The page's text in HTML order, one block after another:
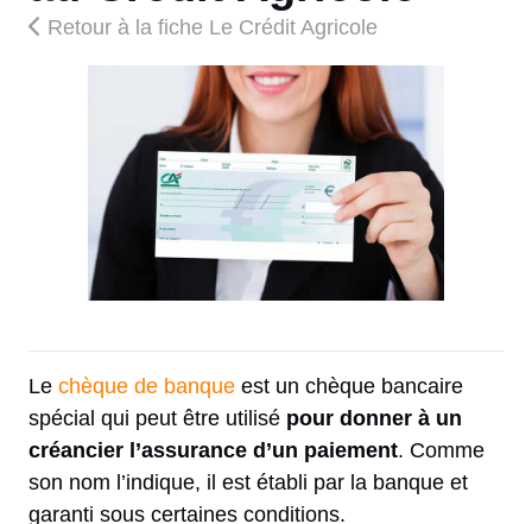
Retour à la fiche Le Crédit Agricole
Le chèque de banque est un chèque bancaire
spécial qui peut être utilisé pour donner à un
créancier l’assurance d’un paiement. Comme
son nom l’indique, il est établi par la banque et
garanti sous certaines conditions.